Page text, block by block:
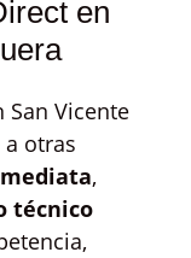
en
San Vicente
otras
,
técnico